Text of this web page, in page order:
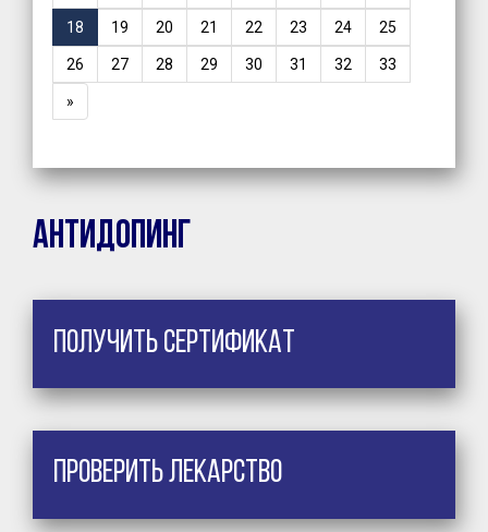
18 19 20 21 22 23 24 25
26 27 28 29 30 31 32 33
»
Антидопинг
Получить сертификат
Проверить лекарство